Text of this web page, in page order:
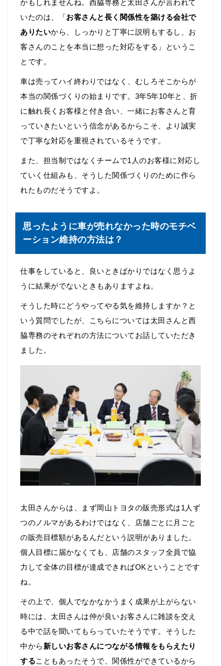
かもしれませんね。西脇専務と太田さんが言われて
いたのは、「お客さんと長く関係性を築ける会社で
ありたいから、しっかりと丁寧に説明もするし、お
客さんのことを本当に想った対応をする」というこ
とです。
車は売ってハイ終わりではなく、むしろそこからが
本当の関係づくりの始まりです。3年5年10年と、折
に触れ長くお客様と付き合い、一緒にお客さんと育
っていきたいという信念があるからこそ、より誠実
で丁寧な対応を重視されているそうです。
また、担当制ではなくチームで1人のお客様に対応し
ていく仕組みも、そうした関係づくりのために作ら
れたものだそうですよ。
思ったように車が売れなかった時のモチベ
ーション維持の方法は？
仕事をしていると、良いときばかりではなく思うよ
うに結果がでないときもありますよね。
そうした時にどうやってやる気を維持しますか？と
いう質問でしたが、こちらについては太田さんと西
脇専務のそれぞれの方法についてお話していただき
ました。
太田さんからは、まず岡山トヨタの販売形式は1人ず
つのノルマがあるわけではなく、店舗ごとに月ごと
の販売目標額があるんだという説明がありました。
個人目標に届かなくても、店舗のスタッフ全員で協
力して全体の目標が達成できればOKということです
ね。
その上で、個人でなかなかうまく成果が上がらない
時には、太田さんは仲が良いお客さんに雑談を交え
る中で話を聞いてもらっていたそうです。そうした
中から 新しいお客さんにつながる情報をもらえたり
することもあったそうで、関係性ができているから